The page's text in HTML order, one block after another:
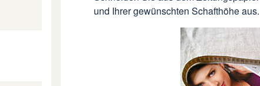
und Ihrer gewünschten Schafthöhe aus.